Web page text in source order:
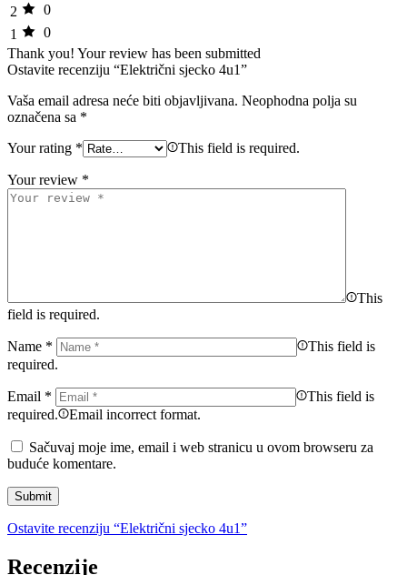
2
0
1
0
Thank you! Your review has been submitted
Ostavite recenziju “Električni sjecko 4u1”
Vaša email adresa neće biti objavljivana. Neophodna polja su
označena sa *
Your rating * This field is required.
Your review *
This
field is required.
Name *
This field is
required.
Email *
This field is
required.
Email incorrect format.
Sačuvaj moje ime, email i web stranicu u ovom browseru za
buduće komentare.
Ostavite recenziju “Električni sjecko 4u1”
Recenzije